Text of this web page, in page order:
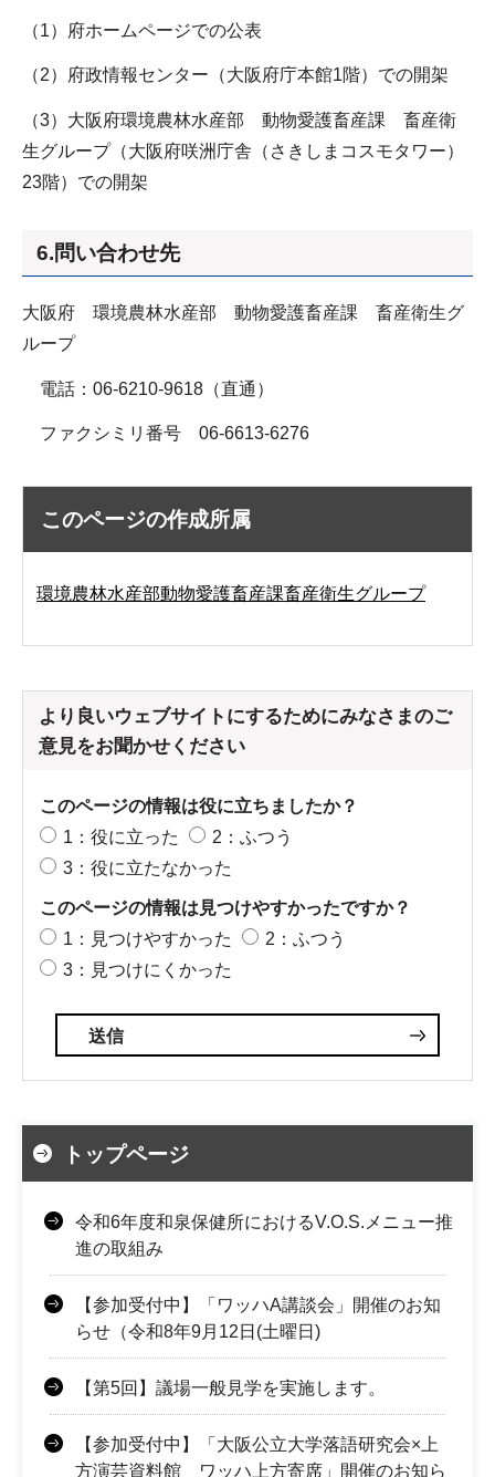
（1）府ホームページでの公表
（2）府政情報センター（大阪府庁本館1階）での開架
（3）大阪府環境農林水産部 動物愛護畜産課 畜産衛
生グループ（大阪府咲洲庁舎（さきしまコスモタワー）
23階）での開架
6.問い合わせ先
大阪府 環境農林水産部 動物愛護畜産課 畜産衛生グ
ループ
電話：06-6210-9618（直通）
ファクシミリ番号 06-6613-6276
このページの作成所属
環境農林水産部動物愛護畜産課畜産衛生グループ
より良いウェブサイトにするためにみなさまのご
意見をお聞かせください
このページの情報は役に立ちましたか？
1：役に立った
2：ふつう
3：役に立たなかった
このページの情報は見つけやすかったですか？
1：見つけやすかった
2：ふつう
3：見つけにくかった
トップページ
令和6年度和泉保健所におけるV.O.S.メニュー推
進の取組み
【参加受付中】「ワッハA講談会」開催のお知
らせ（令和8年9月12日(土曜日)
【第5回】議場一般見学を実施します。
【参加受付中】「大阪公立大学落語研究会×上
方演芸資料館 ワッハ上方寄席」開催のお知ら